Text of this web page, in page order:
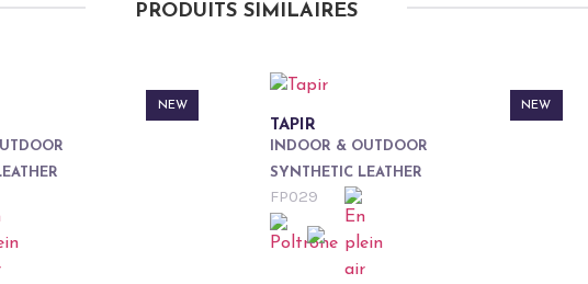
PRODUITS SIMILAIRES
NEW NEW
TAPIR
INDOOR & OUTDOOR
SYNTHETIC LEATHER
FP029